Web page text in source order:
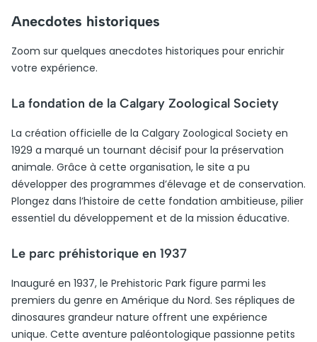
Anecdotes historiques
Zoom sur quelques anecdotes historiques pour enrichir
votre expérience.
La fondation de la Calgary Zoological Society
La création officielle de la Calgary Zoological Society en
1929 a marqué un tournant décisif pour la préservation
animale. Grâce à cette organisation, le site a pu
développer des programmes d’élevage et de conservation.
Plongez dans l’histoire de cette fondation ambitieuse, pilier
essentiel du développement et de la mission éducative.
Le parc préhistorique en 1937
Inauguré en 1937, le Prehistoric Park figure parmi les
premiers du genre en Amérique du Nord. Ses répliques de
dinosaures grandeur nature offrent une expérience
unique. Cette aventure paléontologique passionne petits